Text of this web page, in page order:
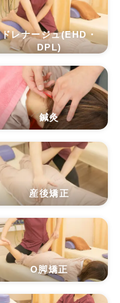
ドレナージュ(EHD・
DPL)
鍼灸
産後矯正
O脚矯正